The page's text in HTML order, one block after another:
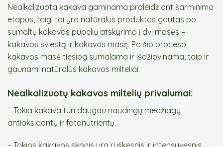
Nealkalizuota kakava gaminama praleidžiant šarminimo
etapus, taigi tai yra natūralus produktas gautas po
sumaltų kakavos pupelių atskyrimo į dvi masės –
kakavos sviestą ir kakavos masę. Po šio proceso
kakavos masė tiesiog sumalama ir išdžiovinama, taip ir
gaunami natūralūs kakavos milteliai.
Nealkalizuotų kakavos miltelių privalumai:
– Tokia kakava turi daugau naudingų medžiagų –
antioksidantų ir fotonutrientų.